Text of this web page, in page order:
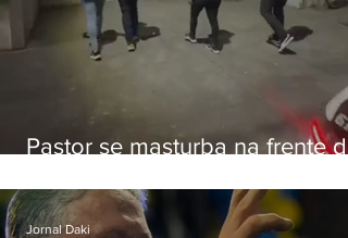
Pastor se masturba na frente de
Jornal Daki